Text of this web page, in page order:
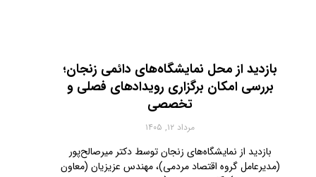
بازدید از محل نمایشگاه‌های دائمی زنجان؛
بررسی امکان برگزاری رویدادهای فصلی و
تخصصی
مرداد ۱۲, ۱۴۰۵
بازدید از نمایشگاه‌های زنجان توسط دکتر میرصالح‌پور
(مدیرعامل گروه اقتصاد مردمی)، مهندس عزیزیان (معاون